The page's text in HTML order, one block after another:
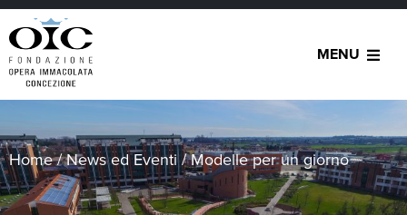
MENU
Home/News ed Eventi/Modelle per un giorno